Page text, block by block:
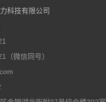
科技有限公司
（微信同号）